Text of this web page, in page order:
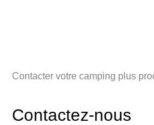
Contacter votre camping plus
Contactez-nous